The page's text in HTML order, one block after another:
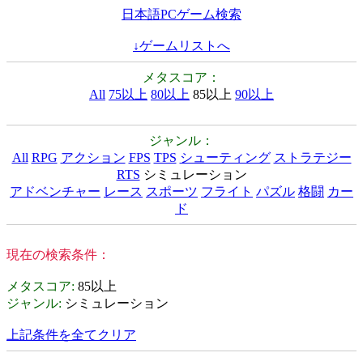
日本語PCゲーム検索
↓ゲームリストへ
メタスコア：
All 75以上 80以上 85以上 90以上
ジャンル：
All RPG アクション FPS TPS シューティング ストラテジー
RTS シミュレーション
アドベンチャー レース スポーツ フライト パズル 格闘 カー
ド
現在の検索条件：
メタスコア: 85以上
ジャンル: シミュレーション
上記条件を全てクリア